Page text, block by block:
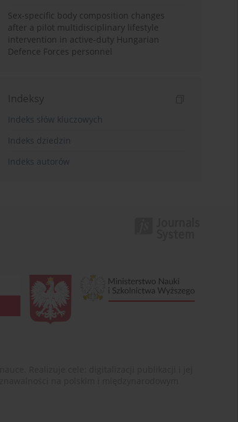
Sex-specific body composition changes
after a pilot multidisciplinary lifestyle
intervention in active-duty Hungarian
Defence Forces personnel
Indeksy
Indeks słów kluczowych
Indeks dziedzin
Indeks autorów